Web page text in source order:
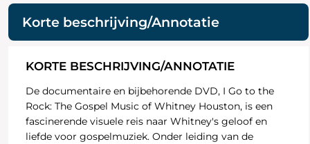
Korte beschrijving/Annotatie
KORTE BESCHRIJVING/ANNOTATIE
De documentaire en bijbehorende DVD, I Go to the
Rock: The Gospel Music of Whitney Houston, is een
fascinerende visuele reis naar Whitney's geloof en
liefde voor gospelmuziek. Onder leiding van de